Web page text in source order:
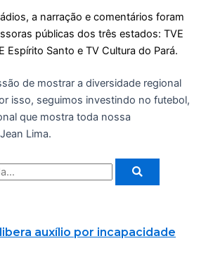
a narração e comentários foram
públicas dos três estados: TVE
Espírito Santo e TV Cultura do Pará.
de mostrar a diversidade regional
isso, seguimos investindo no futebol,
que mostra toda nossa
Lima.
auxílio por incapacidade